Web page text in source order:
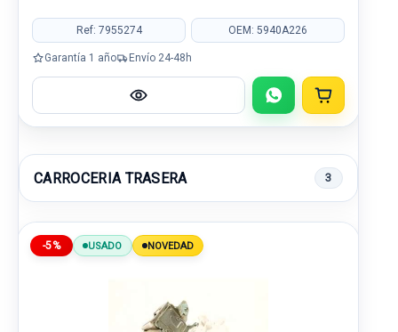
Ref: 7955274 OEM: 5940A226
Garantía 1 año Envío 24-48h
CARROCERIA TRASERA 3
-5% USADO NOVEDAD